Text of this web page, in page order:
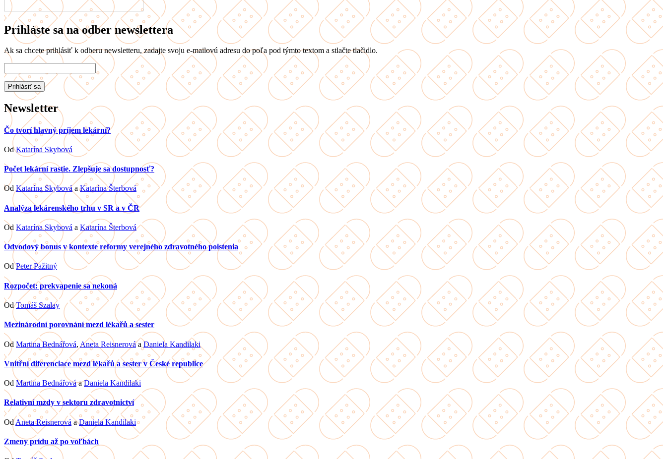
Prihláste sa na odber newslettera
Ak sa chcete prihlásiť k odberu newsletteru, zadajte svoju e-mailovú adresu do poľa pod týmto textom a stlačte tlačidlo.
Newsletter
Čo tvorí hlavný príjem lekární?
OdKatarína Skybová
Počet lekární rastie. Zlepšuje sa dostupnosť?
OdKatarína SkybováaKatarína Šterbová
Analýza lekárenského trhu v SR a v ČR
Od Katarína Skybová a Katarína Šterbová
Odvodový bonus v kontexte reformy verejného zdravotného poistenia
OdPeter Pažitný
Rozpočet: prekvapenie sa nekoná
OdTomáš Szalay
Mezinárodní porovnání mezd lékařů a sester
Od Martina Bednářová, Aneta Reisnerováa Daniela Kandilaki
Vnitřní diferenciace mezd lékařů a sester v České republice
Od Martina BednářováaDaniela Kandilaki
Relativní mzdy v sektoru zdravotnictví
OdAneta Reisnerová aDaniela Kandilaki
Zmeny prídu až po voľbách